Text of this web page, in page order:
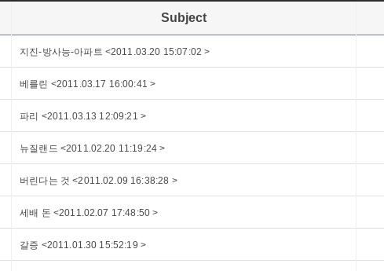
Subject
지진-방사능-아파트 <2011.03.20 15:07:02 >
베를린 <2011.03.17 16:00:41 >
파리 <2011.03.13 12:09:21 >
뉴질랜드 <2011.02.20 11:19:24 >
버린다는 것 <2011.02.09 16:38:28 >
세배 돈 <2011.02.07 17:48:50 >
갈증 <2011.01.30 15:52:19 >